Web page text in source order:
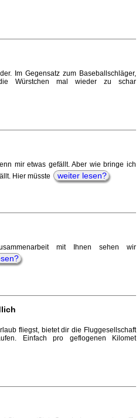
Im Gegensatz zum Baseballschläger,
Würstchen mal wieder zu schar
mir etwas gefällt. Aber wie bringe ich
Hier müsste
weiter lesen?
mit Ihnen sehen wir
fliegst, bietet dir die Fluggesellschaft
Einfach pro geflogenen Kilomet